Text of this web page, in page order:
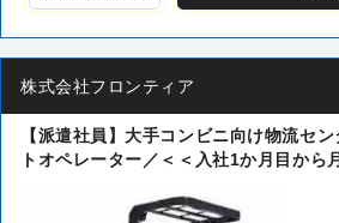
株式会社フロンティア
【派遣社員】大手コンビニ向け物流セ
トオペレーター／＜＜入社1か月目から